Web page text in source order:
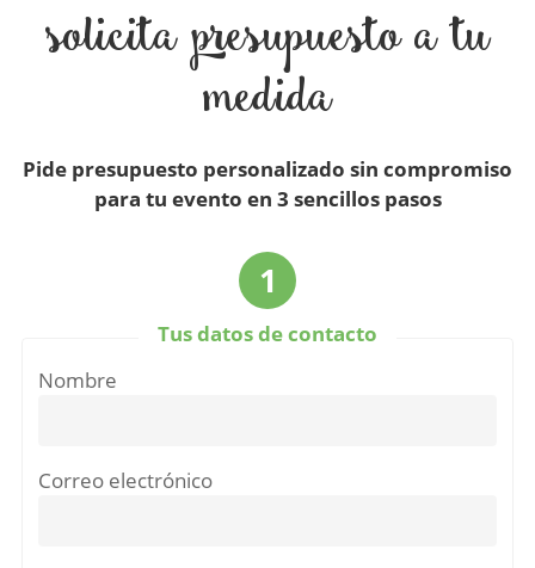
solicita presupuesto a tu
medida
Pide presupuesto personalizado sin compromiso
para tu evento en 3 sencillos pasos
1
Tus datos de contacto
Nombre
Correo electrónico